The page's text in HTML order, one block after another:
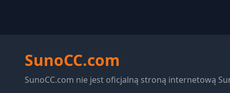
SunoCC.com
SunoCC.com nie jest oficjalną stroną internetową